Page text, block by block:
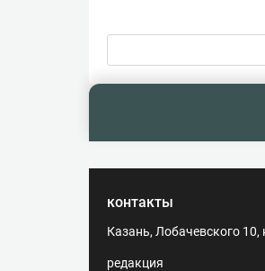
контакты
Казань, Лобачевского 10,
редакция